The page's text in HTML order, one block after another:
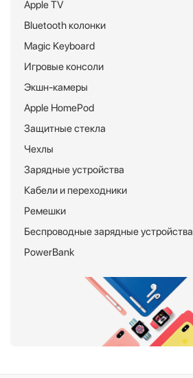
Apple TV
Bluetooth колонки
Magic Keyboard
Игровые консоли
Экшн-камеры
Apple HomePod
Защитные стекла
Чехлы
Зарядные устройства
Кабели и переходники
Ремешки
Беспроводные зарядные устройства
PowerBank